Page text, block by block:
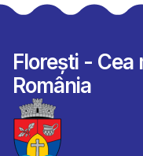
Florești - Cea
România